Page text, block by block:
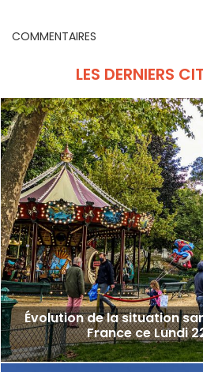
COMMENTAIRES
LES DERNIERS
Évolution de la situation
France ce Lundi